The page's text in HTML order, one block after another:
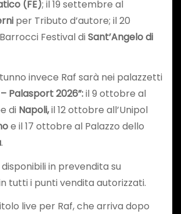
(FE); il 19 settembre al
per Tributo d’autore; il 20
Festival diSant’Angelo di
invece Raf sarà nei palazzetti
– Palasport 2026”:il 9 ottobre al
di Napoli,il 12 ottobre all’Unipol
e il 17 ottobre al Palazzo dello
.
in prevendita su
tutti i punti vendita autorizzati.
live per Raf, che arriva dopo